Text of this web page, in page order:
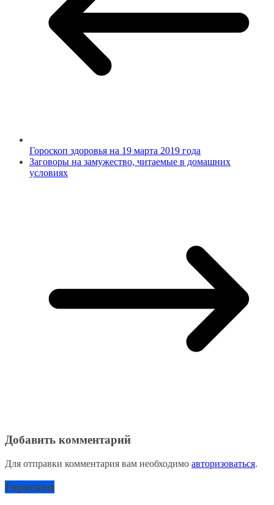
Гороскоп здоровья на 19 марта 2019 года
Заговоры на замужество, читаемые в домашних
условиях
Добавить комментарий
Для отправки комментария вам необходимо авторизоваться.
Гороскоп